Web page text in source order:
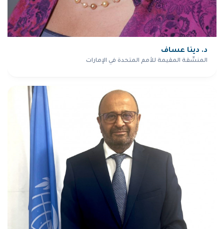
د. دينا عساف
المنسِّقة المقيمة للأمم المتحدة في الإمارات